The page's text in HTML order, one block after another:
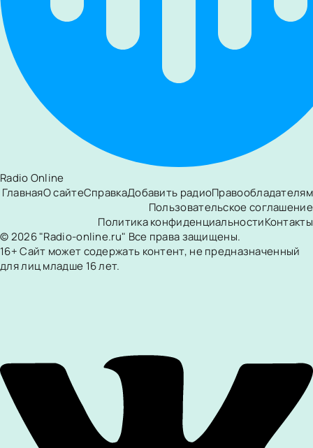
Radio Online
ГлавнаяО сайтеСправкаДобавить радиоПравообладателям
Пользовательское соглашение
Политика конфиденциальностиКонтакты
© 2026 "Radio-online.ru" Все права защищены.
16+ Сайт может содержать контент, не предназначенный
для лиц младше 16 лет.